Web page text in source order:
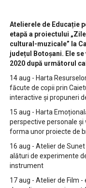
Atelierele de Educație
etapă a proiectului
cultural-muzicale” la
județul Botoșani. Ele
2020 după următorul
14 aug - Harta
făcute de copii prin
interactive și propuneri
15 aug - Harta
perspective personale și
forma unor proiecte de
16 aug - Atelier de
alături de experimente
instrument
17 aug - Atelier de Film